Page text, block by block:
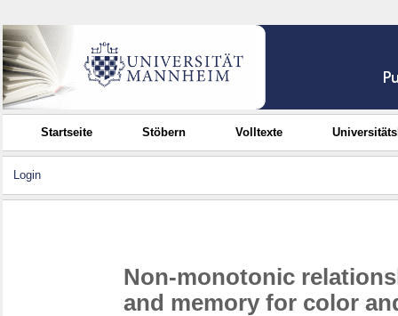
Startseite Stöbern Volltexte
Login
Non-monotonic
and memory for color